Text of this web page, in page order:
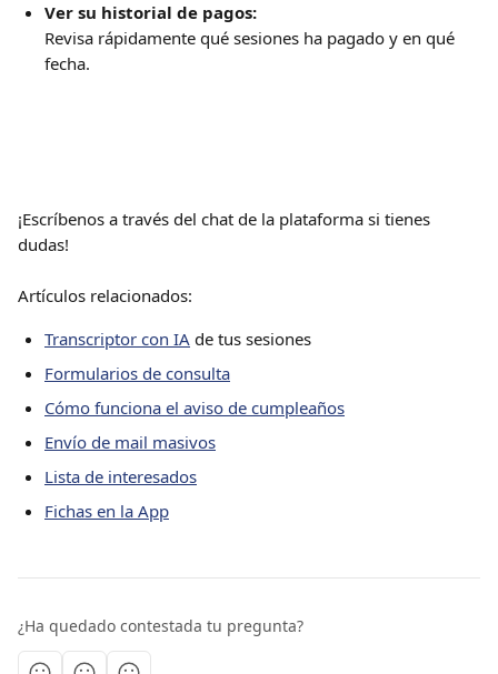
Ver su historial de pagos:
Revisa rápidamente qué sesiones ha pagado y en qué
fecha.
¡Escríbenos a través del chat de la plataforma si tienes
dudas!
Artículos relacionados:
Transcriptor con IA de tus sesiones
Formularios de consulta
Cómo funciona el aviso de cumpleaños
Envío de mail masivos
Lista de interesados
Fichas en la App
¿Ha quedado contestada tu pregunta?